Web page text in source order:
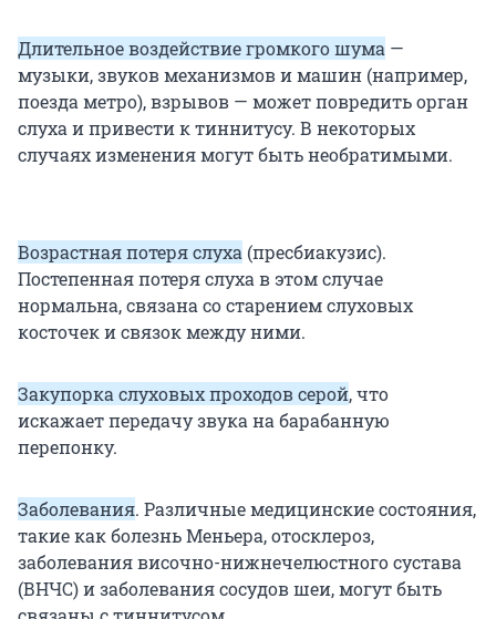
Длительное воздействие громкого шума —
музыки, звуков механизмов и машин (например,
поезда метро), взрывов — может повредить орган
слуха и привести к тиннитусу. В некоторых
случаях изменения могут быть необратимыми.
Возрастная потеря слуха (пресбиакузис).
Постепенная потеря слуха в этом случае
нормальна, связана со старением слуховых
косточек и связок между ними.
Закупорка слуховых проходов серой, что
искажает передачу звука на барабанную
перепонку.
Заболевания. Различные медицинские состояния,
такие как болезнь Меньера, отосклероз,
заболевания височно-нижнечелюстного сустава
(ВНЧС) и заболевания сосудов шеи, могут быть